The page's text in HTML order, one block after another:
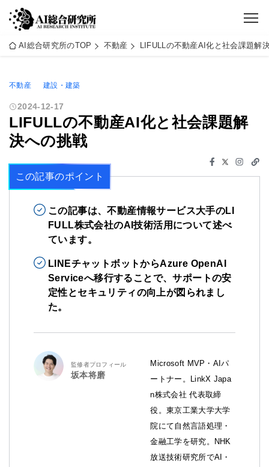
AI総合研究所のTOP 不動産 LIFULLの不動産AI化と社会課題解
不動産 建設・建築
2024-12-17
LIFULLの不動産AI化と社会課題解
決への挑戦
この記事のポイント
この記事は、不動産情報サービス大手のLI
FULL株式会社のAI技術活用について述べ
ています。
LINEチャットボットからAzure OpenAI
Serviceへ移行することで、サポートの安
定性とセキュリティの向上が図られまし
た。
監修者プロフィール
坂本将磨
Microsoft MVP・AIパ
ートナー。LinkX Japa
n株式会社 代表取締
役。東京工業大学大学
院にて自然言語処理・
金融工学を研究。NHK
放送技術研究所でAI・